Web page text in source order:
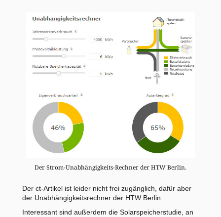
Der Strom-Unabhängigkeits-Rechner der HTW Berlin.
Der ct-Artikelist leider nicht frei zugänglich, dafür aber
der Unabhängigkeitsrechner der HTW Berlin.
Interessant sind außerdem die Solarspeicherstudie, an